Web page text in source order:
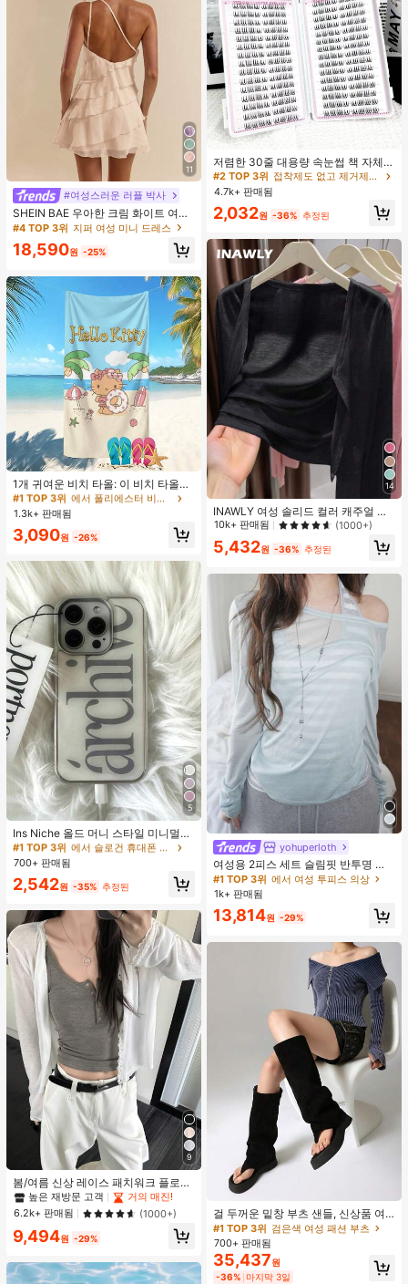
11
#여성스러운 러플 박사
SHEIN BAE 우아한 크림 화이트 여름
레이어드 연꽃잎 케이크 미니 드레스,
일 파티 밤 외출 칵테일 의류
#4 TOP 3위 지퍼 여성 미니 드레스
18,590원 -25%
1개 귀여운 비치 타올: 이 비치 타올은
귀여운 카툰 패턴 디자인이 특징이며,
초극세사로 제작되어 부드럽고 내구
성이 뛰어나며 빠르게 건조됩니다. 해
변, 수영장 또는 레저 센터에서 사용하
기에 완벽합니다. 모래 방지 및 자외선
차단 기능이 있으며, 가볍고 편안하여
서핑, 수영 및 요가 활동에 이상적인
선택입니다.
#1 TOP 3위
에서 폴리에스터 비치 타월
거의 매진!
#1 TOP 3위
에서 폴리에스터 비치 타월
거의 매진!
#1 TOP 3위
에서 폴리에스터 비치 타월
거의 매진!
#1 TOP 3위
거의 매진!
1.3k+ 판매됨
3,090원 -26%
5
Ins Niche 올드 머니 스타일 미니멀리
스트 영국식 전기 도금 실버 엣지 풀
커버리지 휴대폰 케이스, 아이폰 16 프
로 맥스, 애플 17 프로 맥스, 1/3/12/11,
14 프로 호환 (태그 없음)
#1 TOP 3위
에서 슬로건 휴대폰 케이스
거의 매진!
#1 TOP 3위
에서 슬로건 휴대폰 케이스
거의 매진!
#1 TOP 3위
에서 슬로건 휴대폰 케이스
거의 매진!
#1 TOP 3위
거의 매진!
700+ 판매됨
2,542원 -35% 추정된
9
봄/여름 신상 레이스 패치워크 플로럴
트림 소프트 니트 가디건 경량 재킷 탑
여성용 화이트, 에스테틱
높은 재방문 고객
거의 매진!
6.2k+ 판매됨
(1000+)
9,494원 -29%
저렴한 30줄 대용량 속눈썹 책 자체
접착 속눈썹 C컬 속눈썹 만화 속눈썹
고양이 눈 속눈썹 요정 속눈썹 재사용
가능한 접착제 없는 속눈썹 매일 착용
속눈썹
#2 TOP 3위
거의 매진!
#2 TOP 3위
접착제도 없고 제거제도 필요 없음 개별 속눈썹
거의 매진!
#2 TOP 3위
접착제도 없고 제거제도 필요 없음 개별 속눈썹
거의 매진!
#2 TOP 3위
거의 매진!
4.7k+ 판매됨
2,032원 -36% 추정된
14
INAWLY 여성 솔리드 컬러 캐주얼 얇
은 가디건, 봄/여름
10k+ 판매됨 (1000+)
5,432원 -36% 추정된
yohuperloth
여성용 2피스 세트 슬림핏 반투명 스
파게티 스트랩 스트라이프 캐미솔 탑
우아한
#1 TOP 3위 에서 여성 투피스 의상
거의 매진!
#1 TOP 3위 에서 여성 투피스 의상
거의 매진!
#1 TOP 3위 에서 여성 투피스 의상
거의 매진!
#1 TOP 3위
거의 매진!
1k+ 판매됨
13,814원 -29%
걸 두꺼운 밑창 부츠 샌들, 신상품 여
름 키높이 롱 샤프트 니치 섹시 팝 걸
끈 레트로 스트리트 스타일 앵클 부츠
#1 TOP 3위
거의 매진!
#1 TOP 3위 검은색 여성 패션 부츠
거의 매진!
#1 TOP 3위 검은색 여성 패션 부츠
거의 매진!
#1 TOP 3위
거의 매진!
700+ 판매됨
35,437원
-36% 마지막 3일